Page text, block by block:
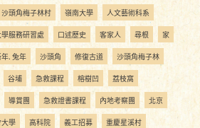
沙頭角梅子林村 嶺南大學 人文藝術科系
服務研習處 口述歷史 客家人 尋根 家
. 兔年 沙頭角 修復古道 沙頭角梅子林
谷埔 急救課程 榕樹凹 荔枝窩
導賞團 急救證書課程 內地考察團 北京
學 高科院 義工招募 重慶星溪村